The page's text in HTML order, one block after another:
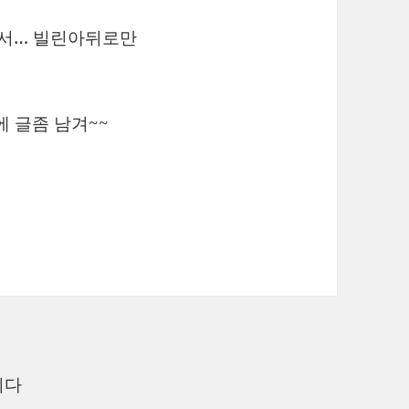
… 빌린아뒤로만
글좀 남겨~~
다